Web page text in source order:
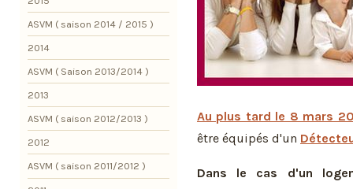
Au plus tard le 8 mars
être équipés d'un
Dans le cas d'un
ASVM ( saison 2014 / 2015 )
2014
ASVM ( Saison 2013/2014 )
2013
ASVM ( saison 2012/2013 )
2012
ASVM ( saison 2011/2012 )